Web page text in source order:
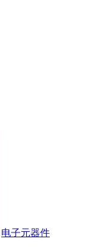
电子元器件